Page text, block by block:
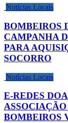
Notícias Locais
BOMBEIROS
CAMPANHA
PARA
SOCORRO
Notícias Locais
E-REDES
BOMBEIROS